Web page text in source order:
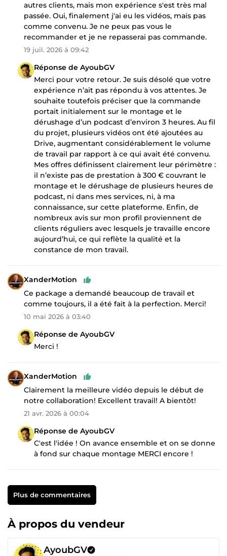
autres clients, mais mon expérience s'est très mal
passée. Oui, finalement j'ai eu les vidéos, mais pas
comme convenu. Je ne peux pas vous le
recommander et je ne repasserai pas commande.
19 juil. 2026 à 09:42
Réponse de AyoubGV
Merci pour votre retour. Je suis désolé que votre
expérience n’ait pas répondu à vos attentes. Je
souhaite toutefois préciser que la commande
portait initialement sur le montage et le
dérushage d’un podcast d’environ 3 heures. Au fil
du projet, plusieurs vidéos ont été ajoutées au
Drive, augmentant considérablement le volume
de travail par rapport à ce qui avait été convenu.
Mes offres définissent clairement leur périmètre :
il n’existe pas de prestation à 300 € couvrant le
montage et le dérushage de plusieurs heures de
podcast, ni dans mes services, ni, à ma
connaissance, sur cette plateforme. Enfin, de
nombreux avis sur mon profil proviennent de
clients réguliers avec lesquels je travaille encore
aujourd’hui, ce qui reflète la qualité et la
constance de mon travail.
XanderMotion
Ce package a demandé beaucoup de travail et
comme toujours, il a été fait à la perfection. Merci!
10 mai 2026 à 03:40
Réponse de AyoubGV
Merci !
XanderMotion
Clairement la meilleure vidéo depuis le début de
notre collaboration! Excellent travail! A bientôt!
21 avr. 2026 à 00:04
Réponse de AyoubGV
C'est l'idée ! On avance ensemble et on se donne
à fond sur chaque montage MERCI encore !
Plus de commentaires
À propos du vendeur
AyoubGV